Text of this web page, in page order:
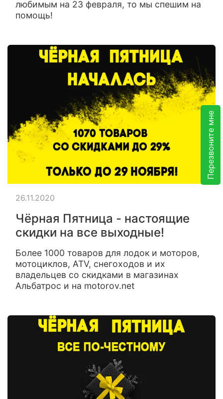
Перезвоните мне
любимым на 23 февраля, то мы спешим на
помощь!
Чёрная Пятница - настоящие
скидки на все выходные!
Более 1000 товаров для лодок и моторов,
мотоциклов, ATV, снегоходов и их
владельцев со скидками в магазинах
Альбатрос и на motorov.net
26.11.2020